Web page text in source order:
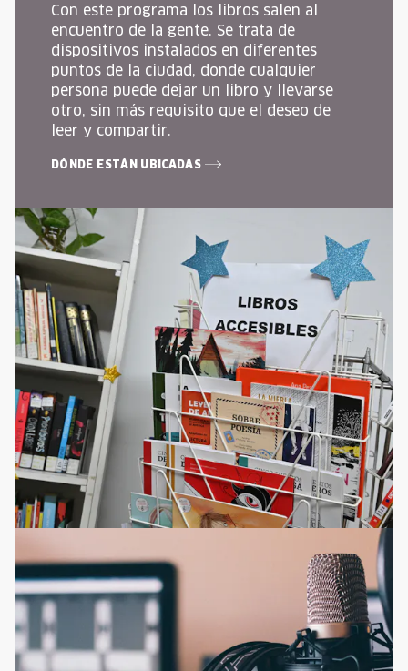
Con este programa los libros salen al
encuentro de la gente. Se trata de
dispositivos instalados en diferentes
puntos de la ciudad, donde cualquier
persona puede dejar un libro y llevarse
otro, sin más requisito que el deseo de
leer y compartir.
DÓNDE ESTÁN UBICADAS